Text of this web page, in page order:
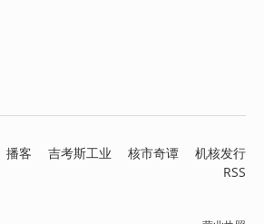
播客 吉考斯工业 核市奇谭
机核发行
RSS